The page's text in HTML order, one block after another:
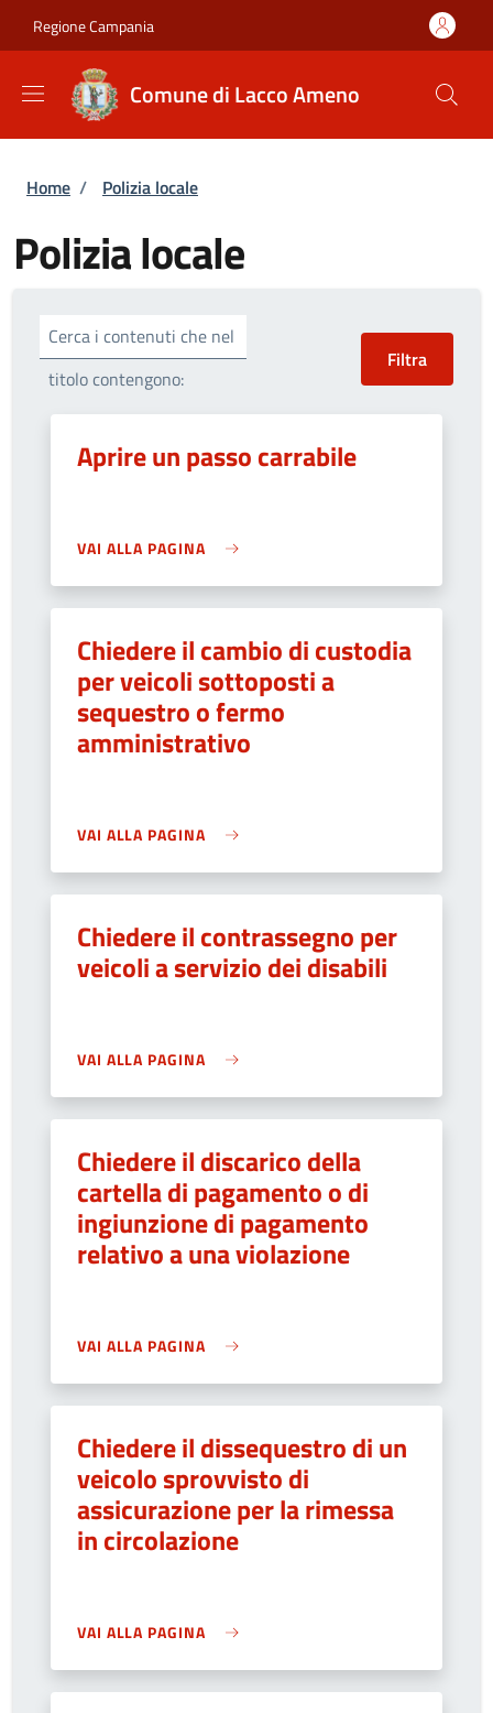
Regione Campania
Comune di Lacco Ameno
Briciole di pane
Home / Polizia locale
Polizia locale
Cerca i contenuti che nel
titolo contengono:
Aprire un passo carrabile
VAI ALLA PAGINA
Chiedere il cambio di custodia
per veicoli sottoposti a
sequestro o fermo
amministrativo
VAI ALLA PAGINA
Chiedere il contrassegno per
veicoli a servizio dei disabili
VAI ALLA PAGINA
Chiedere il discarico della
cartella di pagamento o di
ingiunzione di pagamento
relativo a una violazione
VAI ALLA PAGINA
Chiedere il dissequestro di un
veicolo sprovvisto di
assicurazione per la rimessa
in circolazione
VAI ALLA PAGINA